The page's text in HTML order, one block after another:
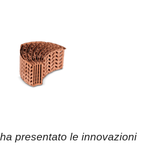
presentato le innovazioni